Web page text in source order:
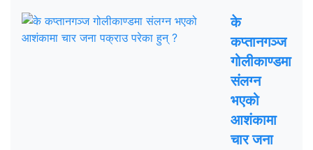
के
कप्तानगञ्ज
गोलीकाण्डमा
संलग्न
भएको
आशंकामा
चार जना